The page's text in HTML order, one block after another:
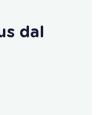
dal